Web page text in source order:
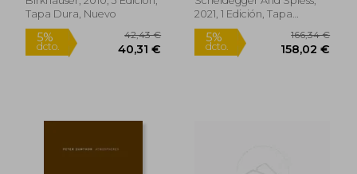
Tapa Dura, Nuevo
2021, 1 Edición, Tapa
Blanda, Nuevo